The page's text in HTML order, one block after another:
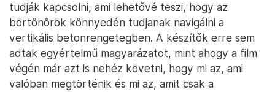
tudják kapcsolni, ami lehetővé teszi, hogy az
börtönőrök könnyedén tudjanak navigálni a
vertikális betonrengetegben. A készítők erre sem
adtak egyértelmű magyarázatot, mint ahogy a film
végén már azt is nehéz követni, hogy mi az, ami
valóban megtörténik és mi az, amit csak a